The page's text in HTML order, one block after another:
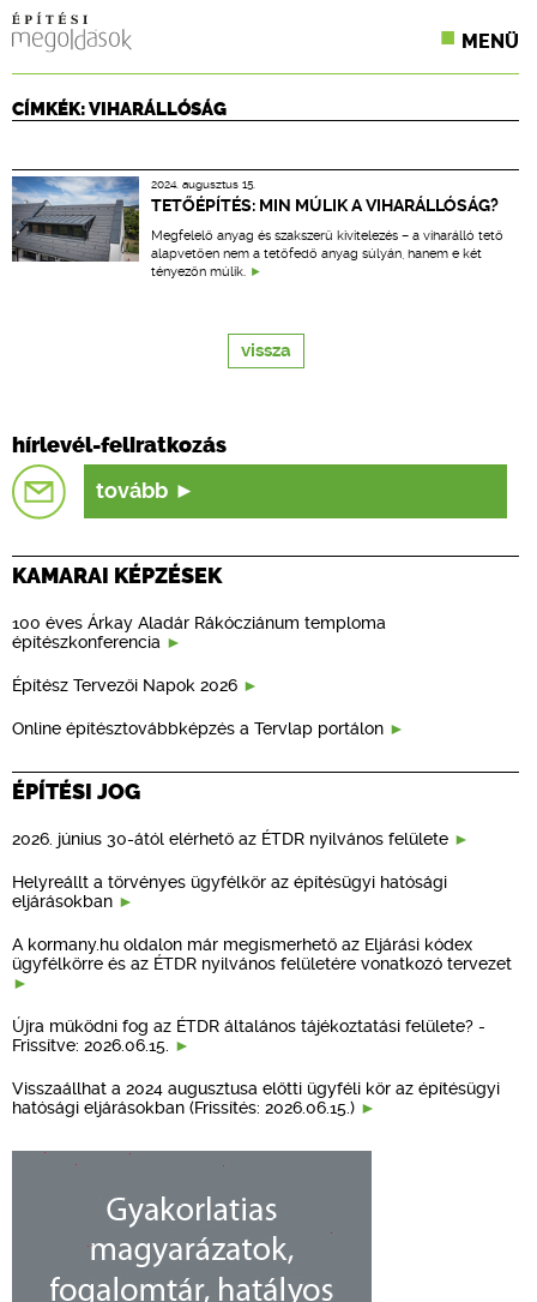
MENÜ
KONFERENCIÁK
CPR TERMÉKKIÍRÁS
ÉPÍTÉSI JOG
TERVEZÉSI SEGÉDLETEK
CÍMKÉK: VIHARÁLLÓSÁG
2024. augusztus 15.
TETŐÉPÍTÉS: MIN MÚLIK A VIHARÁLLÓSÁG?
Megfelelő anyag és szakszerű kivitelezés – a viharálló tető
alapvetően nem a tetőfedő anyag súlyán, hanem e két
tényezőn múlik.
vissza
hírlevél-feliratkozás
tovább
KAMARAI KÉPZÉSEK
100 éves Árkay Aladár Rákócziánum temploma
építészkonferencia
Építész Tervezői Napok 2026
Online építésztovábbképzés a Tervlap portálon
ÉPÍTÉSI JOG
2026. június 30-ától elérhető az ÉTDR nyilvános felülete
Helyreállt a törvényes ügyfélkör az építésügyi hatósági
eljárásokban
A kormany.hu oldalon már megismerhető az Eljárási kódex
ügyfélkörre és az ÉTDR nyilvános felületére vonatkozó tervezet
Újra működni fog az ÉTDR általános tájékoztatási felülete? -
Frissítve: 2026.06.15.
Visszaállhat a 2024 augusztusa előtti ügyféli kör az építésügyi
hatósági eljárásokban (Frissítés: 2026.06.15.)